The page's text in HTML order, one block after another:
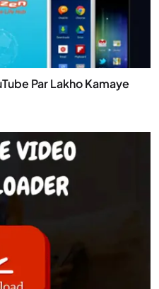
Par Lakho Kamaye